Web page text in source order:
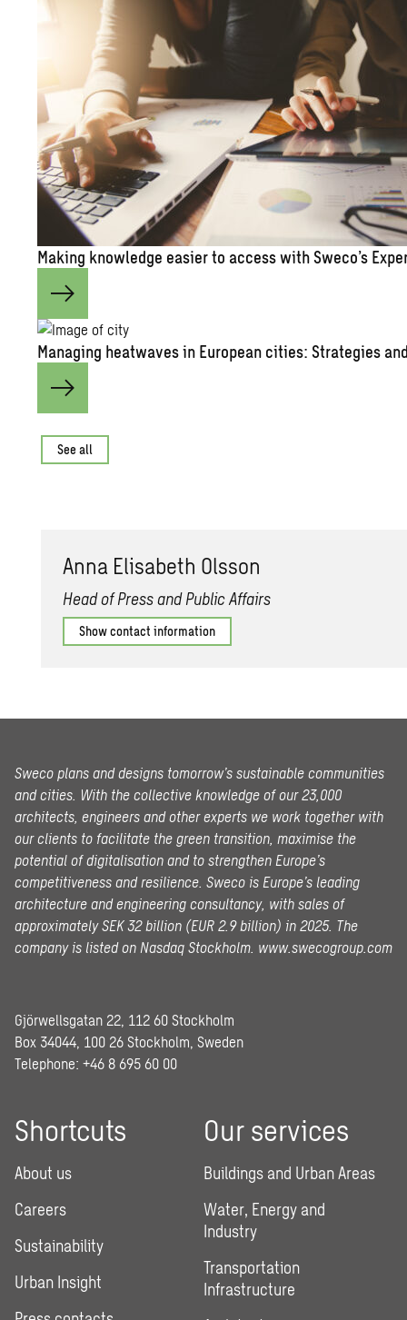
Mak­ing knowl­edge eas­ier to ac­cess with Sweco’s
Man­ag­ing heat­waves in Eu­ro­pean cities: Strate­gies
See all
Anna Elis­a­beth Ols­son
Head of Press and Public Affairs
Show contact information
Sweco plans and designs tomorrow’s sustainable communities
and cities. With the collective knowledge of our 23,000
architects, engineers and other experts we work together with
our clients to facilitate the green transition, maximise the
potential of digitalisation and to strengthen Europe’s
competitiveness and resilience. Sweco is Europe’s leading
architecture and engineering consultancy, with sales of
approximately SEK 32 billion (EUR 2.9 billion) in 2025. The
company is listed on Nasdaq Stockholm. www.swecogroup.com
Gjörwellsgatan 22, 112 60 Stockholm
Box 34044, 100 26 Stockholm, Sweden
Telephone: +46 8 695 60 00
Shortcuts
About us
Careers
Sustainability
Urban Insight
Our services
Buildings and Urban Areas
Water, Energy and
Industry
Transportation
Infrastructure